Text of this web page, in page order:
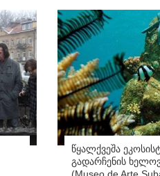
წყალქვეშა
გადარჩენის
(Museo de Arte